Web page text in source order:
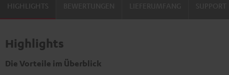
HIGHLIGHTS
Highlights
Die Vorteile im Überblick